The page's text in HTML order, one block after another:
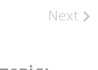
Next